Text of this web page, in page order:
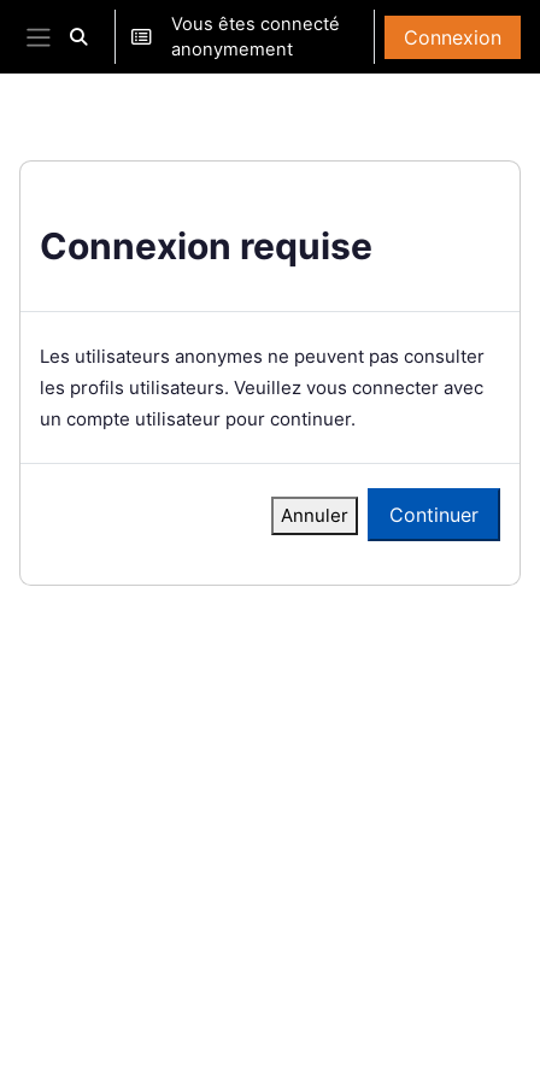
Passer au contenu principal
Panneau latéral
Activer/désactiver la saisie de recherche
Vous êtes connecté
anonymement
Connexion
Connexion requise
Les utilisateurs anonymes ne peuvent pas consulter
les profils utilisateurs. Veuillez vous connecter avec
un compte utilisateur pour continuer.
Annuler Continuer